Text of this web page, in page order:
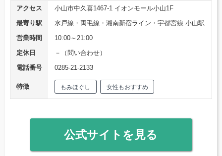
アクセス
小山市中久喜1467-1 イオンモール小山1F
最寄り駅
水戸線・両毛線・湘南新宿ライン・宇都宮線 小山駅
営業時間
10:00～21:00
定休日
－（問い合わせ）
電話番号
0285-21-2133
特徴 もみほぐし 女性もおすすめ
公式サイトを見る